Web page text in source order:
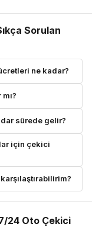
Sorulan
ne kadar?
sürede gelir?
için çekici
24 Oto Çekici